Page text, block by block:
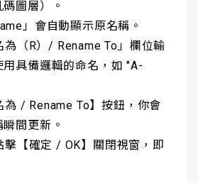
碼圖層）。
」會自動顯示原名稱。
為（R）/ Rename To」欄位輸
具備邏輯的命名，如 "A-
為 / Rename To】按鈕，你會
間更新。
擊【確定 / OK】關閉視窗，即